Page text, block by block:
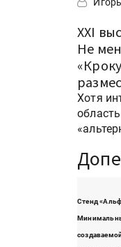
XXI
Не
Хотя
Стенд